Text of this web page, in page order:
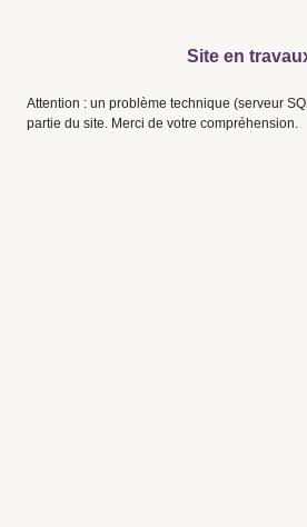
Site en
Attention : un problème technique (serveur
partie du site. Merci de votre compréhension.